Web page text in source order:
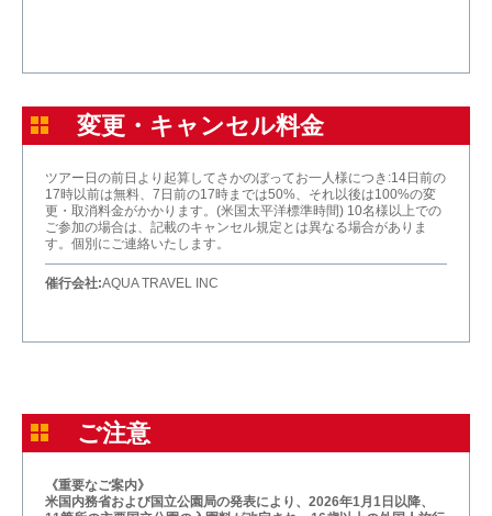
変更・キャンセル料金
ツアー日の前日より起算してさかのぼってお一人様につき:14日前の
17時以前は無料、7日前の17時までは50%、それ以後は100%の変
更・取消料金がかかります。(米国太平洋標準時間) 10名様以上での
ご参加の場合は、記載のキャンセル規定とは異なる場合がありま
す。個別にご連絡いたします。
催行会社:AQUA TRAVEL INC
ご注意
《重要なご案内》
米国内務省および国立公園局の発表により、2026年1月1日以降、